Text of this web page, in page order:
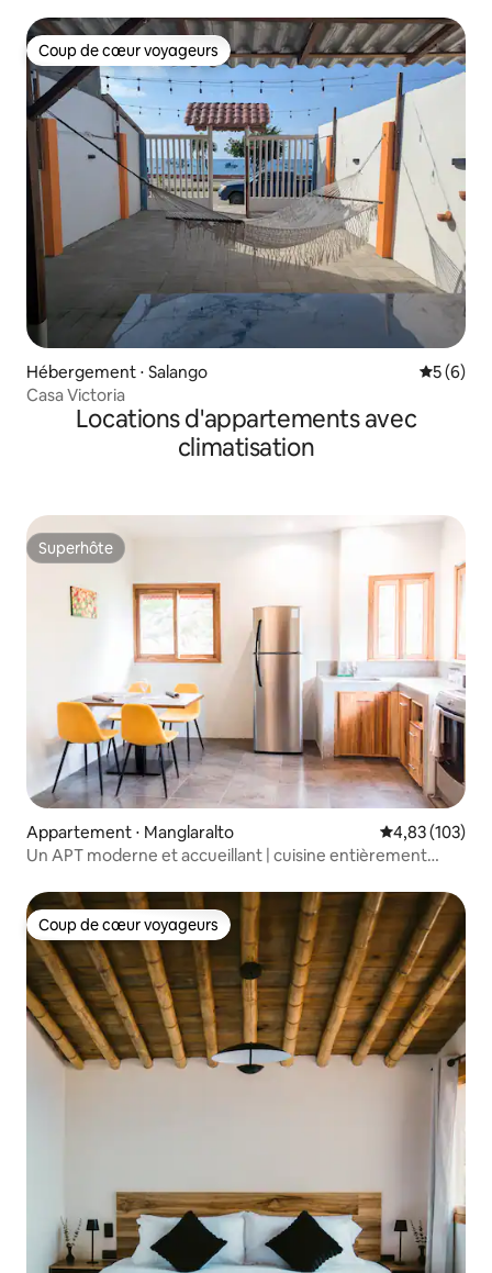
Coup de cœur voyageurs
Coup de cœur voyageurs
Hébergement ⋅ Salango
5 (6)
Casa Victoria
Locations d'appartements avec
climatisation
Superhôte
Superhôte
Appartement ⋅ Manglaralto Évaluation
4,83 (103)
Un APT moderne et accueillant | cuisine entièrement
Coup de cœur voyageurs
Coup de cœur voyageurs